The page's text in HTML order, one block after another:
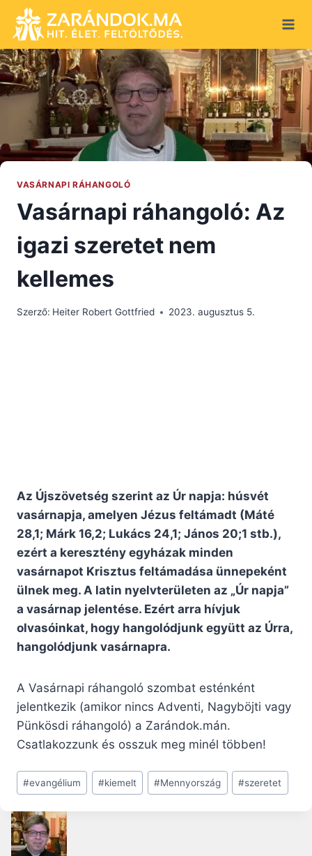
content
VASÁRNAPI RÁHANGOLÓ
Vasárnapi ráhangoló: Az
igazi szeretet nem
kellemes
Szerző: Heiter Robert Gottfried 2023. augusztus 5.
Az Újszövetség szerint az Úr napja: húsvét
vasárnapja, amelyen Jézus feltámadt (Máté
28,1; Márk 16,2; Lukács 24,1; János 20;1 stb.),
ezért a keresztény egyházak minden
vasárnapot Krisztus feltámadása ünnepeként
ülnek meg. A latin nyelvterületen az „Úr napja”
a vasárnap jelentése. Ezért arra hívjuk
olvasóinkat, hogy hangolódjunk együtt az Úrra,
hangolódjunk vasárnapra.
A Vasárnapi ráhangoló szombat esténként
jelentkezik (amikor nincs Adventi, Nagyböjti vagy
Pünkösdi ráhangoló) a Zarándok.mán.
Csatlakozzunk és osszuk meg minél többen!
Post
Tags:
#evangélium #kiemelt #Mennyország #szeretet